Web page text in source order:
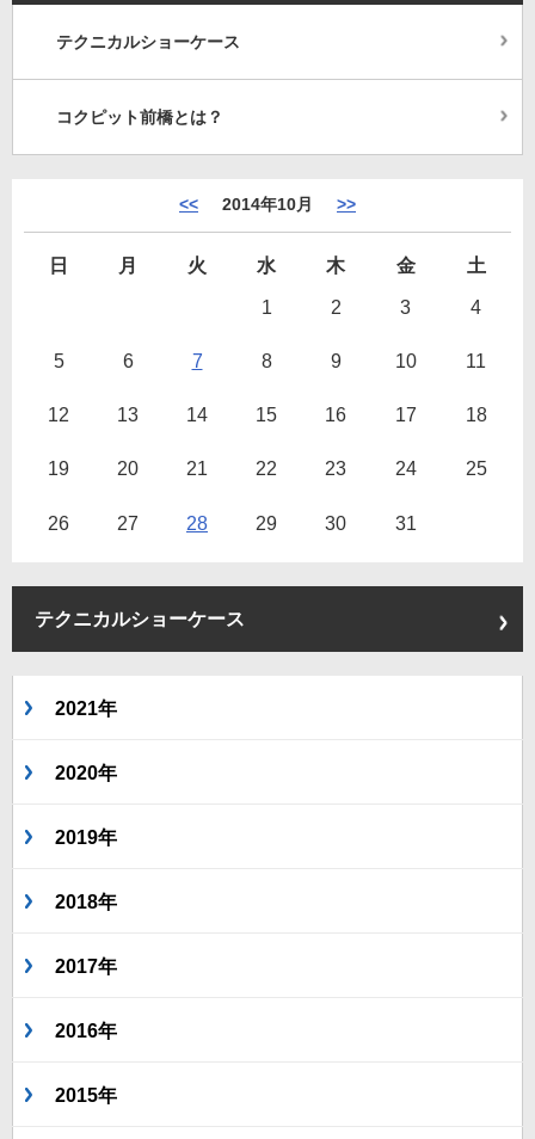
テクニカルショーケース
コクピット前橋とは？
<< 2014年10月 >>
日 月 火 水 木 金
土
1
2 3 4
5 6 7 8 9 10 11
12 13 14 15 16 17 18
19 20 21 22 23 24 25
26 27 28 29 30 31
テクニカルショーケース
2021年
2020年
2019年
2018年
2017年
2016年
2015年